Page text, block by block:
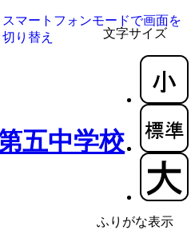
文字サイズ
ふりがな表示
スマートフォンモードで画面を
切り替え
五中学校